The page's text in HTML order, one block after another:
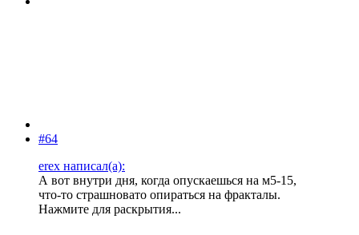
#64
erex написал(а):
А вот внутри дня, когда опускаешься на м5-15,
что-то страшновато опираться на фракталы.
Нажмите для раскрытия...